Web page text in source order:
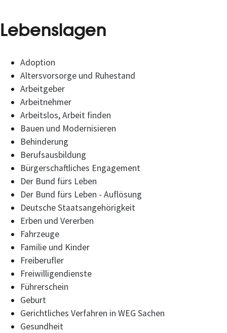
Lebenslagen
Adoption
Altersvorsorge und Ruhestand
Arbeitgeber
Arbeitnehmer
Arbeitslos, Arbeit finden
Bauen und Modernisieren
Behinderung
Berufsausbildung
Bürgerschaftliches Engagement
Der Bund fürs Leben
Der Bund fürs Leben - Auflösung
Deutsche Staatsangehörigkeit
Erben und Vererben
Fahrzeuge
Familie und Kinder
Freiberufler
Freiwilligendienste
Führerschein
Geburt
Gerichtliches Verfahren in WEG Sachen
Gesundheit